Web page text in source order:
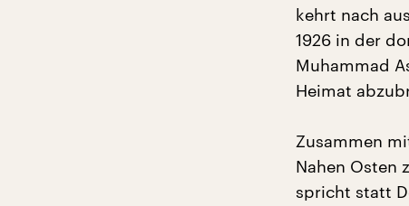
kehrt nach
1926 in der
Muhammad
Heimat
Zusammen
Nahen Osten
spricht statt